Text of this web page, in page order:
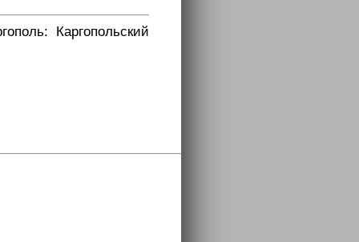
Каргопольский